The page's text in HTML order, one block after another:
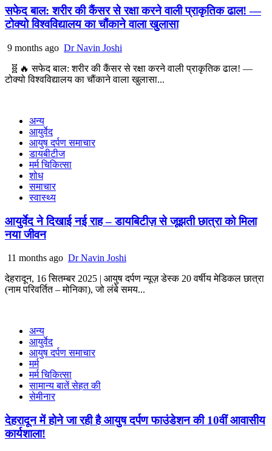
सफेद बाल: शरीर की कैंसर से रक्षा करने वाली प्राकृतिक ढाल! —
टोक्यो विश्वविद्यालय का चौंकाने वाला खुलासा
9 months ago Dr Navin Joshi
🧬🔥 सफेद बाल: शरीर की कैंसर से रक्षा करने वाली प्राकृतिक ढाल! —
टोक्यो विश्वविद्यालय का चौंकाने वाला खुलासा...
अन्य
आयुर्वेद
आयुष दर्पण समाचार
डायबीटीज
मर्म चिकित्सा
शोध
समाचार
स्वास्थ्य
आयुर्वेद ने दिखाई नई राह – डायबिटीज़ से जूझती छात्रा को मिला
नया जीवन
11 months ago Dr Navin Joshi
देहरादून, 16 सितम्बर 2025 | आयुष दर्पण न्यूज़ डेस्क 20 वर्षीय मेडिकल छात्रा
(नाम परिवर्तित – मोनिका), जो लंबे समय...
अन्य
आयुर्वेद
आयुष दर्पण समाचार
मर्म
मर्म चिकित्सा
सामान्य बातें सेहत की
सेमीनार
देहरादून में होने जा रही है आयुष दर्पण फाउंडेशन की 10वीं आवासीय
कार्यशाला!